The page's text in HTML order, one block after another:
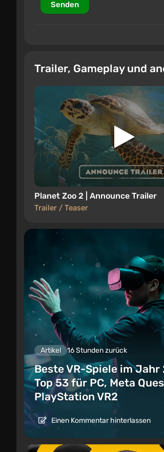
Senden
Trailer, Gameplay und
Planet Zoo 2 | Announce Trailer
Trailer / Teaser
Artikel 16 Stunden zurück
Beste VR-Spiele im Jahr
Top 53 für PC, Meta
PlayStation VR2
Einen Kommentar hinterlassen